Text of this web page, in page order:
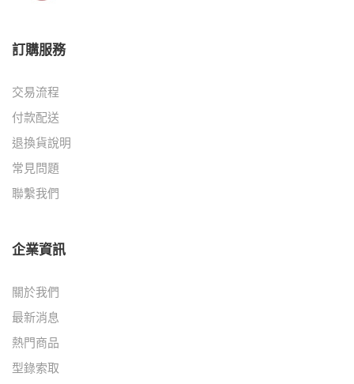
訂購服務
交易流程
付款配送
退換貨說明
常見問題
聯繫我們
企業資訊
關於我們
最新消息
熱門商品
型錄索取